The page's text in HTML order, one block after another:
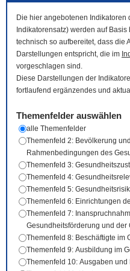
Die hier angebotenen Indikatoren
Indikatorensatz) werden auf Basis
technisch so aufbereitet, dass die
Darstellungen entspricht, die im
vorgeschlagen sind.
Diese Darstellungen der
fortlaufend ergänzendes und
Themenfelder auswählen
alle Themenfelder
Themenfeld 2: Bevölkerung
Rahmenbedingungen des
Themenfeld 3:
Themenfeld 4:
Themenfeld 5:
Themenfeld 6: Einrichtungen
Themenfeld 7:
Gesundheitsförderung und der
Themenfeld 8: Beschäftigte im
Themenfeld 9: Ausbildung im
Themenfeld 10: Ausgaben und